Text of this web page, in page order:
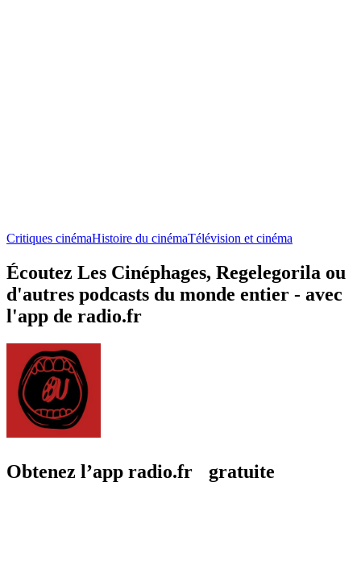
Critiques cinémaHistoire du cinémaTélévision et cinéma
Écoutez Les Cinéphages, Regelegorila ou
d'autres podcasts du monde entier - avec
l'app de radio.fr
Obtenez l’app radio.fr gratuite